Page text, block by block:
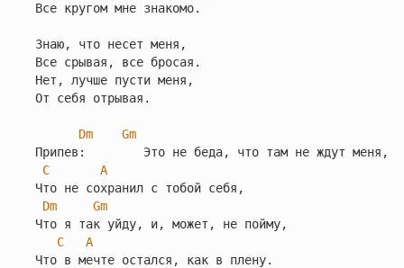
Все кругом мне знакомо.
Знаю, что несет меня,
Все срывая, все бросая.
Hет, лучше пусти меня,
От себя отрывая.
Dm
Gm
Припев:        Это не беда, что там не ждут меня,
C
A
Что не сохранил с тобой себя,
Dm
Gm
Что я так уйду, и, может, не пойму,
C
A
Что в мечте остался, как в плену.